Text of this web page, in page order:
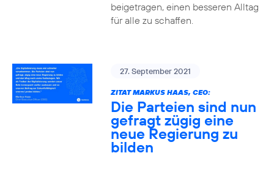
beigetragen, einen besseren Alltag
für alle zu schaffen.
27. September 2021
ZITAT MARKUS HAAS, CEO:
Die Parteien sind nun
gefragt zügig eine
neue Regierung zu
bilden